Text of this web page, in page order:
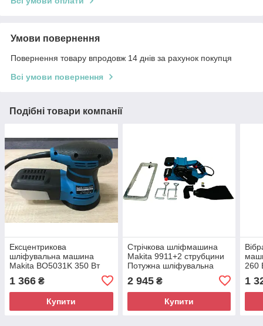
Умови повернення
Повернення товару впродовж 14 днів за рахунок покупця
Всі умови повернення
Подібні товари компанії
Ексцентрикова
шліфувальна машина
Makita BO5031K 350 Вт
орбітальна шліфмашина
1 366 ₴
Купити
Стрічкова шліфмашина
Makita 9911+2 струбцини
Потужна шліфувальна
машина для шліфування
та полірування
2 945₴
Купити
260
1